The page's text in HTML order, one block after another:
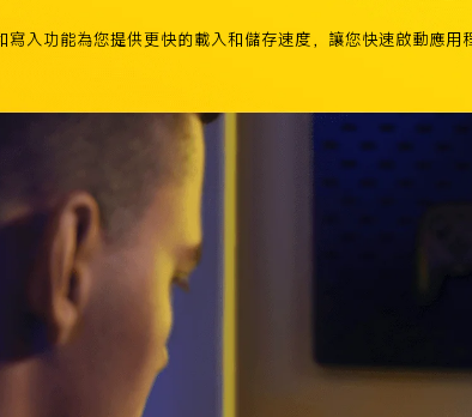
寫入功能為您提供更快的載入和儲存速度，讓您快速啟動應用